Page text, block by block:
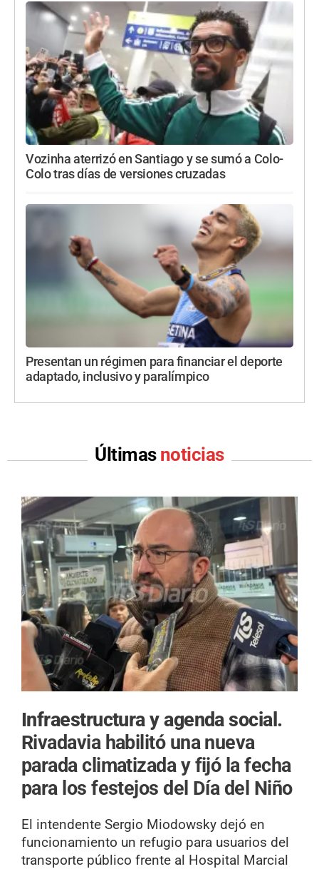
Vozinha aterrizó en Santiago y se sumó a Colo-
Colo tras días de versiones cruzadas
Presentan un régimen para financiar el deporte
adaptado, inclusivo y paralímpico
Últimas noticias
Infraestructura y agenda social.
Rivadavia habilitó una nueva
parada climatizada y fijó la fecha
para los festejos del Día del Niño
El intendente Sergio Miodowsky dejó en
funcionamiento un refugio para usuarios del
transporte público frente al Hospital Marcial